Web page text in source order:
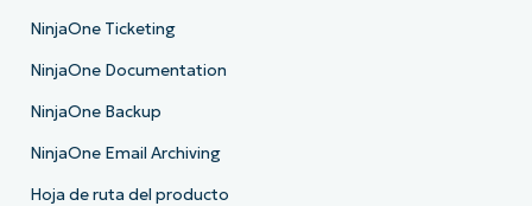
NinjaOne Ticketing
NinjaOne Documentation
NinjaOne Backup
NinjaOne Email Archiving
Hoja de ruta del producto